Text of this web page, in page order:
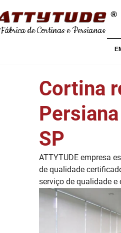
Fábrica de Cortinas e Persianas
®
Cortina
SP
ATTYTUDE empresa
de qualidade
serviço de qualidade